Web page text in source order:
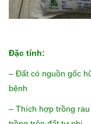
Đặc tính:
– Đất có nguồn gốc
bệnh
– Thích hợp trồng